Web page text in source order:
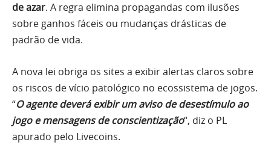
de azar. A regra elimina propagandas com ilusões
sobre ganhos fáceis ou mudanças drásticas de
padrão de vida.
A nova lei obriga os sites a exibir alertas claros sobre
os riscos de vício patológico no ecossistema de jogos.
“O agente deverá exibir um aviso de desestímulo ao
jogo e mensagens de conscientização“, diz o PL
apurado pelo Livecoins.